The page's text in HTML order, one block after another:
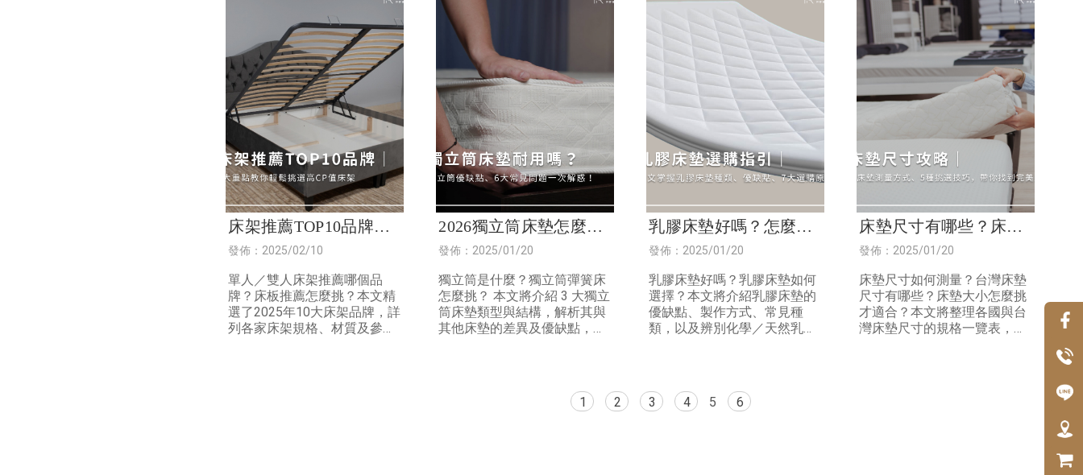
床架推薦TOP10品牌｜4
大重點教你輕鬆挑選高
CP值床架
發佈：2025/02/10
單人／雙人床架推薦哪個品
牌？床板推薦怎麼挑？本文精
選了2025年10大床架品牌，詳
列各家床架規格、材質及參考
2026獨立筒床墊怎麼
選？精選 4 大超人氣獨
立筒床墊一次看！
發佈：2025/01/20
獨立筒是什麼？獨立筒彈簧床
怎麼挑？ 本文將介紹 3 大獨立
筒床墊類型與結構，解析其與
其他床墊的差異及優缺點，並
乳膠床墊好嗎？怎麼
挑？2025超人氣2款乳
膠床墊報你知！
發佈：2025/01/20
乳膠床墊好嗎？乳膠床墊如何
選擇？本文將介紹乳膠床墊的
優缺點、製作方式、常見種
類，以及辨別化學／天然乳膠
乳膠床墊常見問題！
床墊尺寸有哪些？床尺
寸挑選技巧＆各國、台
灣床墊尺寸完整攻略！
發佈：2025/01/20
床墊尺寸如何測量？台灣床墊
尺寸有哪些？床墊大小怎麼挑
才適合？本文將整理各國與台
灣床墊尺寸的規格一覽表，並
1 2 3 4 5 6